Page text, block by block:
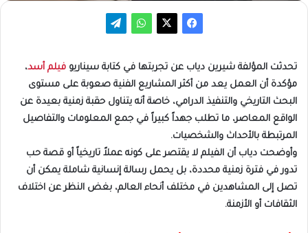
تحدثت المؤلفة شيرين دياب عن تجربتها في كتابة سيناريو فيلم أسد،
مؤكدة أن العمل يعد من أكثر المشاريع الفنية صعوبة على مستوى
البحث التاريخي والتنفيذ الدرامي، خاصة أنه يتناول حقبة زمنية بعيدة عن
الواقع المعاصر، ما تطلب جهداً كبيراً في جمع المعلومات والتفاصيل
المرتبطة بالأحداث والشخصيات.
وأوضحت دياب أن الفيلم لا يقتصر على كونه عملاً تاريخياً أو قصة حب
تدور في فترة زمنية محددة، بل يحمل رسالة إنسانية شاملة يمكن أن
تصل إلى المشاهدين في مختلف أنحاء العالم، بغض النظر عن اختلاف
الثقافات أو الأزمنة.